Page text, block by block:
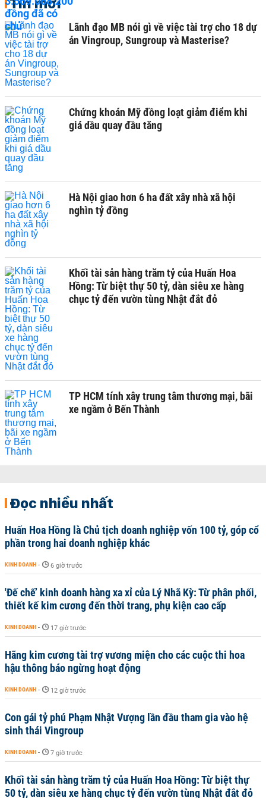
Lãnh đạo MB nói gì về việc tài trợ cho 18 dự
án Vingroup, Sungroup và Masterise?
Chứng khoán Mỹ đồng loạt giảm điểm khi
giá dầu quay đầu tăng
Hà Nội giao hơn 6 ha đất xây nhà xã hội
nghìn tỷ đồng
Khối tài sản hàng trăm tỷ của Huấn Hoa
Hồng: Từ biệt thự 50 tỷ, dàn siêu xe hàng
chục tỷ đến vườn tùng Nhật đắt đỏ
TP HCM tính xây trung tâm thương mại, bãi
xe ngầm ở Bến Thành
Đọc nhiều nhất
Huấn Hoa Hồng là Chủ tịch doanh nghiệp vốn 100 tỷ, góp cổ
phần trong hai doanh nghiệp khác
KINH DOANH - 6 giờ trước
'Đế chế’ kinh doanh hàng xa xỉ của Lý Nhã Kỳ: Từ phân phối,
thiết kế kim cương đến thời trang, phụ kiện cao cấp
KINH DOANH - 17 giờ trước
Hãng kim cương tài trợ vương miện cho các cuộc thi hoa
hậu thông báo ngừng hoạt động
KINH DOANH - 12 giờ trước
Con gái tỷ phú Phạm Nhật Vượng lần đầu tham gia vào hệ
sinh thái Vingroup
KINH DOANH - 7 giờ trước
Khối tài sản hàng trăm tỷ của Huấn Hoa Hồng: Từ biệt thự
50 tỷ, dàn siêu xe hàng chục tỷ đến vườn tùng Nhật đắt đỏ